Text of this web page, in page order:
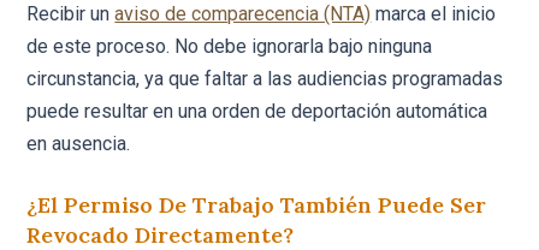
Recibir unaviso de comparecencia (NTA) marca el inicio
de este proceso. No debe ignorarla bajo ninguna
circunstancia, ya que faltar a las audiencias programadas
puede resultar en una orden de deportación automática
en ausencia.
¿El Permiso De Trabajo También Puede Ser
Revocado Directamente?